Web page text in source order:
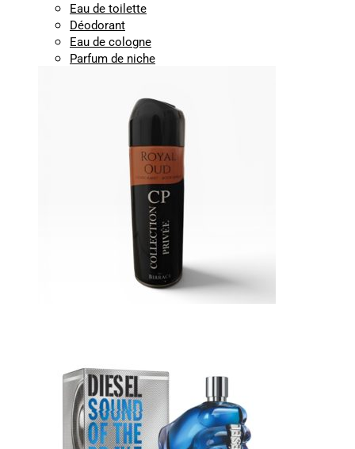
Eau de toilette
Déodorant
Eau de cologne
Parfum de niche